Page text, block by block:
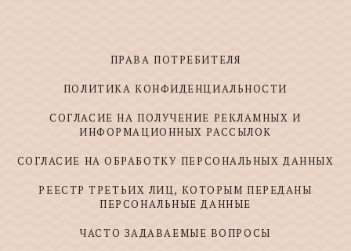
ПРАВА ПОТРЕБИТЕЛЯ
ПОЛИТИКА КОНФИДЕНЦИАЛЬНОСТИ
СОГЛАСИЕ НА ПОЛУЧЕНИЕ РЕКЛАМНЫХ И
ИНФОРМАЦИОННЫХ РАССЫЛОК
СОГЛАСИЕ НА ОБРАБОТКУ ПЕРСОНАЛЬНЫХ ДАННЫХ
РЕЕСТР ТРЕТЬИХ ЛИЦ, КОТОРЫМ ПЕРЕДАНЫ
ПЕРСОНАЛЬНЫЕ ДАННЫЕ
ЧАСТО ЗАДАВАЕМЫЕ ВОПРОСЫ